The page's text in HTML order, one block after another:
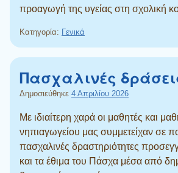
προαγωγή της υγείας στη σχολική
Κατηγορία: Γενικά
Πασχαλινές
Δημοσιεύθηκε 4 Απριλίου 2026
Με ιδιαίτερη χαρά οι μαθητές και
νηπιαγωγείου μας συμμετείχαν σε
πασχαλινές δραστηριότητες
και τα έθιμα του Πάσχα μέσα από